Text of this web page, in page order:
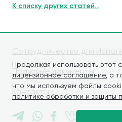
Продолжая использовать этот
лицензионное соглашение , а
что мы используем файлы
политике обработки и защиты
К списку других статей...
Сотрудничество для
Правовые документы
Контакты